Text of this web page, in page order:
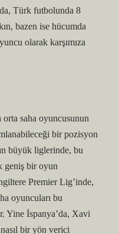
Türk futbolunda 8
bazen ise hücumda
olarak karşımıza
saha oyuncusunun
bir pozisyon
büyük liglerinde, bu
geniş bir oyun
Premier Lig’inde,
oyuncuları bu
Yine İspanya’da, Xavi
bir yön verici